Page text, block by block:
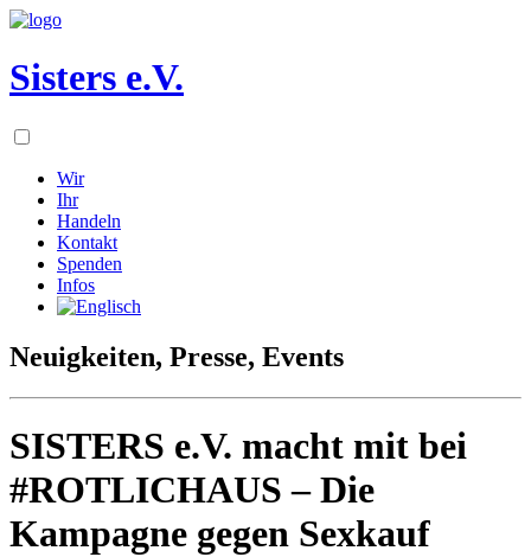
Sisters e.V.
Wir
Ihr
Handeln
Kontakt
Spenden
Infos
Neuigkeiten, Presse, Events
SISTERS e.V. macht mit bei
#ROTLICHAUS – Die
Kampagne gegen Sexkauf